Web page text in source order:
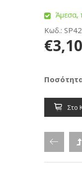
Άμεσα,
Κωδ.:
€3,10
Στο